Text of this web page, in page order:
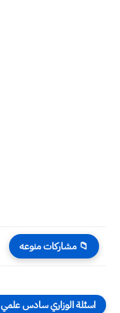
📁 مشاركات منوعه
اسئلة الوزاري سادس علمي